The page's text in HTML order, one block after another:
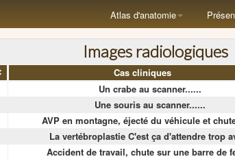
Atlas d'anatomie
Images radiologiques
Cas cliniques
Un crabe au scanner......
Une souris au scanner......
AVP en montagne, éjecté du véhicule et
La vertébroplastie C'est ça d'attendre trop
Accident de travail, chute sur une barre de